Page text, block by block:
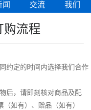
闻 交流 我们
购流程
约定的时间内选择我们合作
后，请即刻核对商品及配
如有）、赠品（如有）